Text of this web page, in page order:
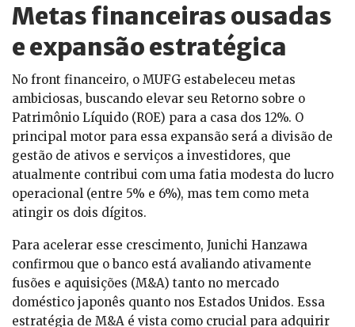
Metas financeiras ousadas
e expansão estratégica
No front financeiro, o MUFG estabeleceu metas
ambiciosas, buscando elevar seu Retorno sobre o
Patrimônio Líquido (ROE) para a casa dos 12%. O
principal motor para essa expansão será a divisão de
gestão de ativos e serviços a investidores, que
atualmente contribui com uma fatia modesta do lucro
operacional (entre 5% e 6%), mas tem como meta
atingir os dois dígitos.
Para acelerar esse crescimento, Junichi Hanzawa
confirmou que o banco está avaliando ativamente
fusões e aquisições (M&A) tanto no mercado
doméstico japonês quanto nos Estados Unidos. Essa
estratégia de M&A é vista como crucial para adquirir